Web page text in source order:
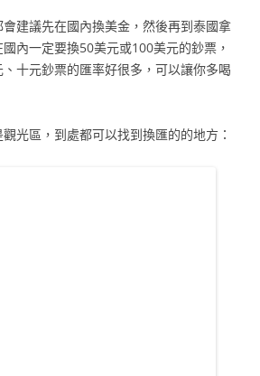
建議先在國內換美金，然後再到泰國拿
內一定要換50美元或100美元的鈔票，
十元鈔票的匯率好很多，可以讓你多喝
光區，到處都可以找到換匯的的地方：